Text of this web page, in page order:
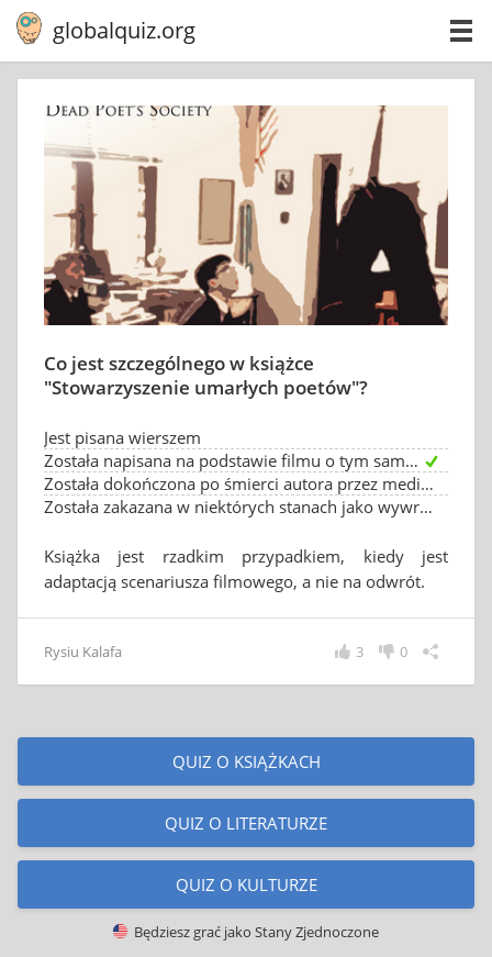
globalquiz.org
Co jest szczególnego w książce
"Stowarzyszenie umarłych poetów"?
Jest pisana wierszem
Została napisana na podstawie filmu o tym samym tytule
Została dokończona po śmierci autora przez medium
Została zakazana w niektórych stanach jako wywrotowa i niebezpieczna dla młodych umysłów
Książka jest rzadkim przypadkiem, kiedy jest
adaptacją scenariusza filmowego, a nie na odwrót.
Rysiu Kalafa 0
3
QUIZ O KSIĄŻKACH
QUIZ O LITERATURZE
QUIZ O KULTURZE
Będziesz grać jako Stany Zjednoczone